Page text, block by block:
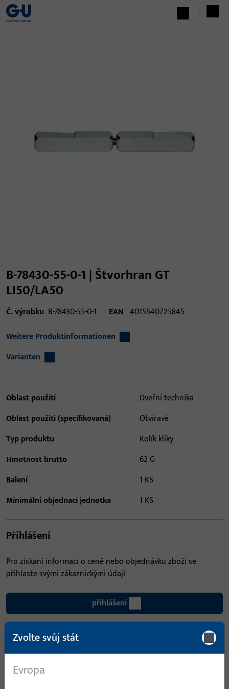
B-78430-55-0-1 | Štvorhran GT
LI50/LA50
Č. výrobku B-78430-55-0-1 EAN 4015540725845
Weitere Produktinformationen
Varianten
Oblast použití
Dveřní technika
Oblast použití (specifikovaná)
Otvíravé
Typ produktu
Kolík kliky
Hmotnost brutto
62 G
Balení
1 KS
Minimální objednací jednotka
1 KS
Přihlášení
Pro získání informací o ceně nebo objednávku zboží se
přihlaste svými zákaznickými údaji
přihlášení
Zvolte svůj stát
Evropa